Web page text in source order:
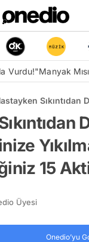
Vurdu!"Manyak
15
Üyesi
Onedio’yu